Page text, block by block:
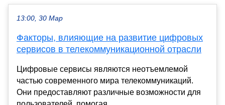
13:00, 30 Мар
Факторы, влияющие на развитие цифровых
сервисов в телекоммуникационной отрасли
Цифровые сервисы являются неотъемлемой
частью современного мира телекоммуникаций.
Они предоставляют различные возможности для